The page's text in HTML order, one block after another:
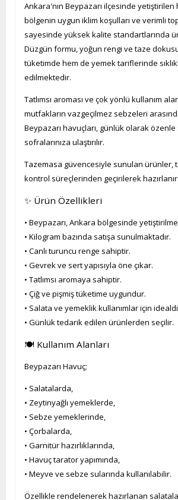
Ankara'nın Beypazarı ilçesinde yetiştirilen
bölgenin uygun iklim koşulları ve verimli
sayesinde yüksek kalite standartlarında
Düzgün formu, yoğun rengi ve taze
tüketimde hem de yemek tariflerinde
edilmektedir.
Tatlımsı aroması ve çok yönlü kullanım
mutfakların vazgeçilmez sebzeleri
Beypazarı havuçları, günlük olarak
sofralarınıza ulaştırılır.
Tazemasa güvencesiyle sunulan ürünler,
kontrol süreçlerinden geçirilerek hazırlanır.
✨ Ürün Özellikleri
• Beypazarı, Ankara bölgesinde
• Kilogram bazında satışa sunulmaktadır.
• Canlı turuncu renge sahiptir.
• Gevrek ve sert yapısıyla öne çıkar.
• Tatlımsı aromaya sahiptir.
• Çiğ ve pişmiş tüketime uygundur.
• Salata ve yemeklik kullanımlar için
• Günlük tedarik edilen ürünlerden seçilir.
🍽️ Kullanım Alanları
Beypazarı Havuç;
• Salatalarda,
• Zeytinyağlı yemeklerde,
• Sebze yemeklerinde,
• Çorbalarda,
• Garnitür hazırlıklarında,
• Havuç tarator yapımında,
• Meyve ve sebze sularında kullanılabilir.
Özellikle rendelenerek hazırlanan